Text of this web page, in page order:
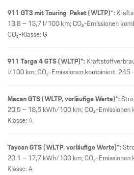
911 GT3 mit Touring-Paket (WLTP)*:
13,8 – 13,7 l/100 km; CO₂-Emissionen
CO₂-Klasse: G
911 Targa 4 GTS (WLTP)*:
l/100 km; CO₂-Emissionen kombiniert: 245
Macan GTS (WLTP, vorläufige Werte)*:
20,5 – 18,5 kWh/100 km; CO₂-Emissionen
Klasse: A
Taycan GTS (WLTP, vorläufige Werte)*:
20,1 – 17,7 kWh/100 km; CO₂-Emissionen
Klasse: A